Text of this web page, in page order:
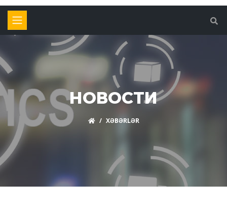
НОВОСТИ
XƏBƏRLƏR